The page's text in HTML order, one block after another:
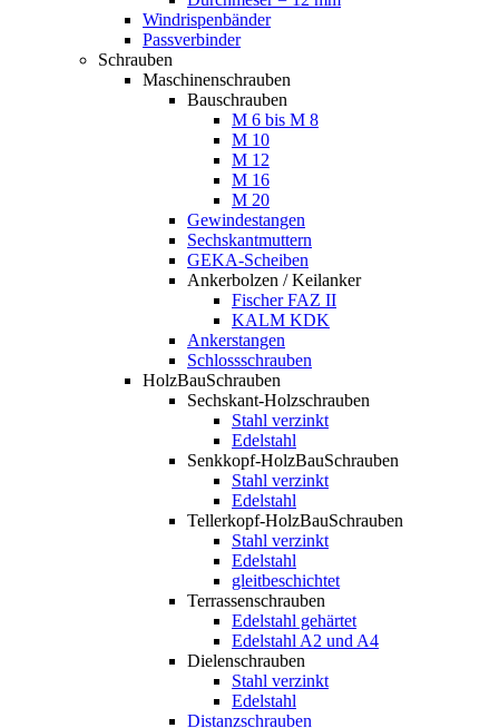
Windrispenbänder
Passverbinder
Schrauben
Maschinenschrauben
Bauschrauben
M 6 bis M 8
M 10
M 12
M 16
M 20
Gewindestangen
Sechskantmuttern
GEKA-Scheiben
Ankerbolzen / Keilanker
Fischer FAZ II
KALM KDK
Ankerstangen
Schlossschrauben
HolzBauSchrauben
Sechskant-Holzschrauben
Stahl verzinkt
Edelstahl
Senkkopf-HolzBauSchrauben
Stahl verzinkt
Edelstahl
Tellerkopf-HolzBauSchrauben
Stahl verzinkt
Edelstahl
gleitbeschichtet
Terrassenschrauben
Edelstahl gehärtet
Edelstahl A2 und A4
Dielenschrauben
Stahl verzinkt
Edelstahl
Distanzschrauben